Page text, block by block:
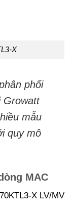
X
phối
Growatt
mẫu
quy mô
MAC